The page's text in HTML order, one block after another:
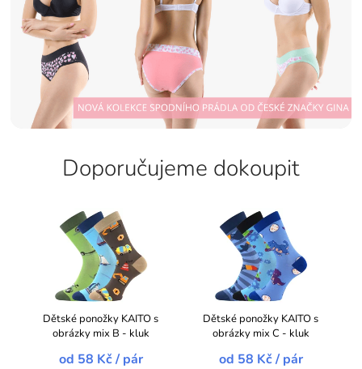
Doporučujeme dokoupit
Dětské ponožky KAITO s
obrázky mix B - kluk
od 58 Kč/ pár
Dětské ponožky KAITO s
obrázky mix C - kluk
od 58 Kč/ pár